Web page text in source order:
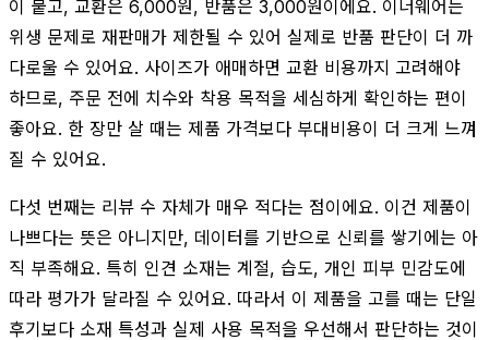
이 붙고, 교환은 6,000원, 반품은 3,000원이에요. 이너웨어는
위생 문제로 재판매가 제한될 수 있어 실제로 반품 판단이 더 까
다로울 수 있어요. 사이즈가 애매하면 교환 비용까지 고려해야
하므로, 주문 전에 치수와 착용 목적을 세심하게 확인하는 편이
좋아요. 한 장만 살 때는 제품 가격보다 부대비용이 더 크게 느껴
질 수 있어요.
다섯 번째는 리뷰 수 자체가 매우 적다는 점이에요. 이건 제품이
나쁘다는 뜻은 아니지만, 데이터를 기반으로 신뢰를 쌓기에는 아
직 부족해요. 특히 인견 소재는 계절, 습도, 개인 피부 민감도에
따라 평가가 달라질 수 있어요. 따라서 이 제품을 고를 때는 단일
후기보다 소재 특성과 실제 사용 목적을 우선해서 판단하는 것이